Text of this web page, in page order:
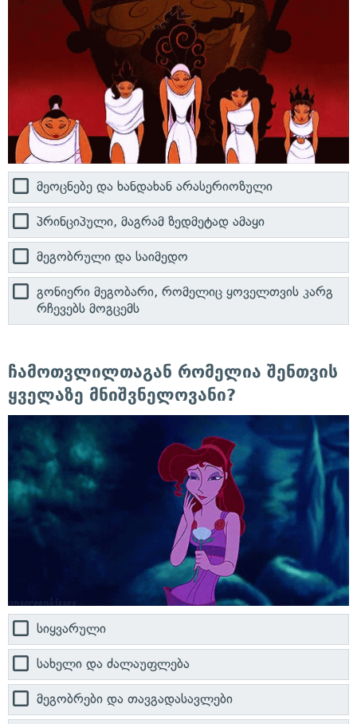
მეოცნებე და ხანდახან არასერიოზული
პრინციპული, მაგრამ ზედმეტად ამაყი
მეგობრული და საიმედო
გონიერი მეგობარი, რომელიც ყოველთვის კარგ
რჩევებს მოგცემს
ჩამოთვლილთაგან რომელია შენთვის
ყველაზე მნიშვნელოვანი?
სიყვარული
სახელი და ძალაუფლება
მეგობრები და თავგადასავლები